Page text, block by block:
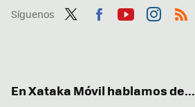
Síguenos
En Xataka Móvil hablamos de...